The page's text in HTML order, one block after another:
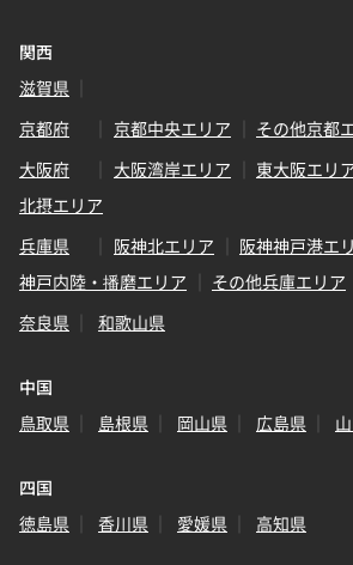
関西
滋賀県
京都府
京都中央エリア
その他京都
大阪府
大阪湾岸エリア 東大阪エリ
北摂エリア
兵庫県
阪神北エリア
阪神神戸港エ
神戸内陸・播磨エリア
その他兵庫エリア
奈良県
和歌山県
中国
鳥取県
島根県 岡山県 広島県
四国
徳島県
香川県 愛媛県 高知県